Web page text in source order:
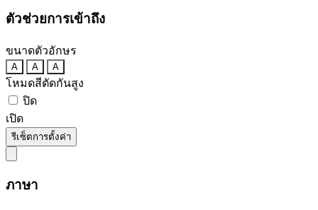
ตัวช่วยการเข้าถึง
ขนาดตัวอักษร
A A A
โหมดสีตัดกันสูง
ปิด
เปิด
รีเซ็ตการตั้งค่า
ภาษา